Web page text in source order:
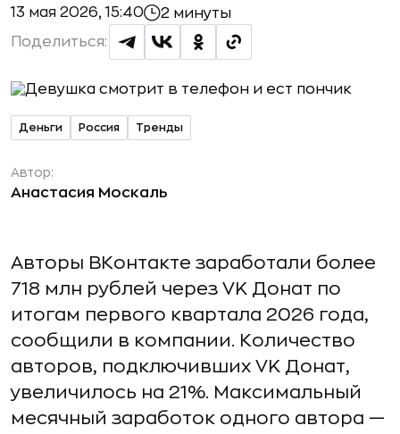
13 мая 2026, 15:40 2 минуты
Поделиться:
Деньги Россия Тренды
Автор:
Анастасия Москаль
Авторы ВКонтакте заработали более
718 млн рублей через VK Донат по
итогам первого квартала 2026 года,
сообщили в компании. Количество
авторов, подключивших VK Донат,
увеличилось на 21%. Максимальный
месячный заработок одного автора —